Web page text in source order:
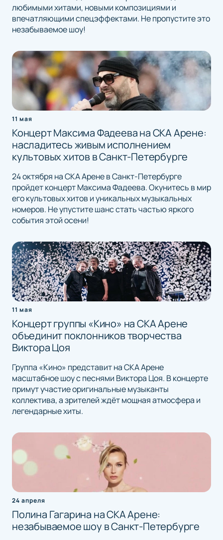
любимыми хитами, новыми композициями и
впечатляющими спецэффектами. Не пропустите это
незабываемое шоу!
11 мая
Концерт Максима Фадеева на СКА Арене:
насладитесь живым исполнением
культовых хитов в Санкт-Петербурге
24 октября на СКА Арене в Санкт-Петербурге
пройдет концерт Максима Фадеева. Окунитесь в мир
его культовых хитов и уникальных музыкальных
номеров. Не упустите шанс стать частью яркого
события этой осени!
11 мая
Концерт группы «Кино» на СКА Арене
объединит поклонников творчества
Виктора Цоя
Группа «Кино» представит на СКА Арене
масштабное шоу с песнями Виктора Цоя. В концерте
примут участие оригинальные музыканты
коллектива, а зрителей ждёт мощная атмосфера и
легендарные хиты.
24 апреля
Полина Гагарина на СКА Арене:
незабываемое шоу в Санкт-Петербурге